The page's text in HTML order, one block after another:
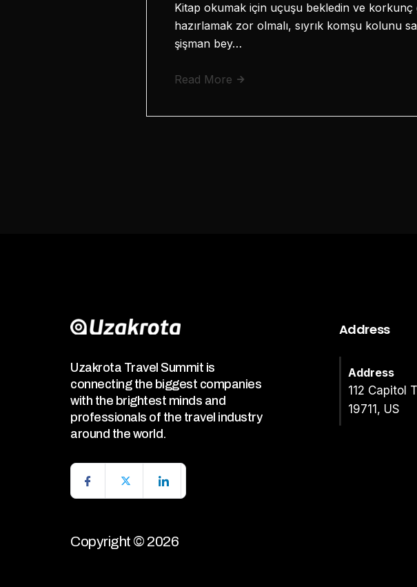
Kitap okumak için uçuşu bekledin ve
hazırlamak zor olmalı, sıyrık komşu kolunu
şişman bey…
Read More
Uzakrota Travel Summit is
connecting the biggest companies
with the brightest minds and
professionals of the travel industry
around the world.
Copyright © 2026
Address
Address
112 Capitol
19711, US